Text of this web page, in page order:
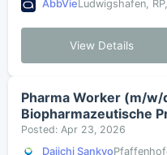
AbbVieLudwigshafen,
View Details
Pharma Worker (m/
Biopharmazeutische
Posted: Apr 23, 2026
Daiichi Sankyo